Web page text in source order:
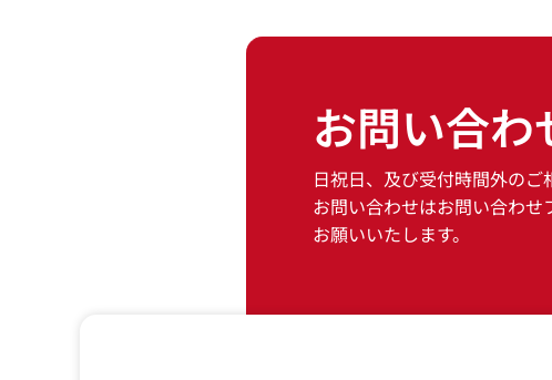
お問い合わ
日祝日、及び受付時間外のご
お問い合わせはお問い合わせ
お願いいたします。